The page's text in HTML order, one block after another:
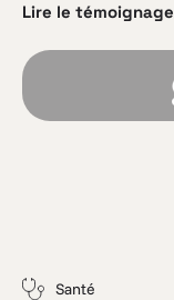
Lire le témoignage
Santé